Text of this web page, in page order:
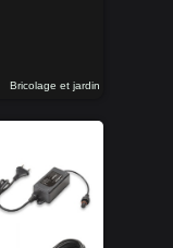
Bricolage et jardin